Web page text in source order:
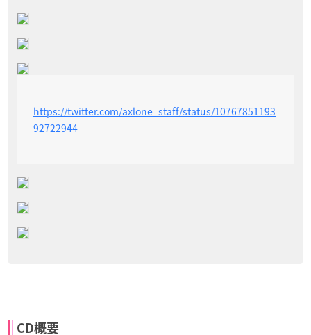
https://twitter.com/axlone_staff/status/10767851193
92722944
CD概要